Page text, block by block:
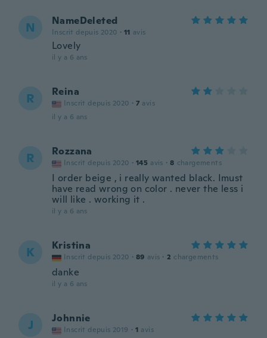
N NameDeleted
Inscrit depuis 2020 · 11 avis
Lovely
il y a 6 ans
R Reina
Inscrit depuis 2020 · 7 avis
il y a 6 ans
R Rozzana
Inscrit depuis 2020 · 145 avis · 8 chargements
I order beige , i really wanted black. Imust
have read wrong on color . never the less i
will like . working it .
il y a 6 ans
K Kristina
Inscrit depuis 2020 · 89 avis · 2 chargements
danke
il y a 6 ans
J Johnnie
Inscrit depuis 2019 · 1 avis